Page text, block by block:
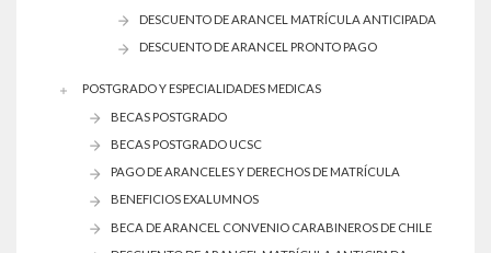
DESCUENTO DE ARANCEL MATRÍCULA ANTICIPADA
DESCUENTO DE ARANCEL PRONTO PAGO
POSTGRADO Y ESPECIALIDADES MEDICAS
BECAS POSTGRADO
BECAS POSTGRADO UCSC
PAGO DE ARANCELES Y DERECHOS DE MATRÍCULA
BENEFICIOS EXALUMNOS
BECA DE ARANCEL CONVENIO CARABINEROS DE CHILE